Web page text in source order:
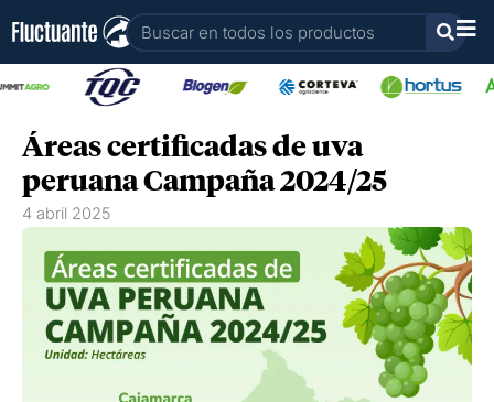
contenido
Buscar
Áreas certificadas de uva
peruana Campaña 2024/25
4 abril 2025